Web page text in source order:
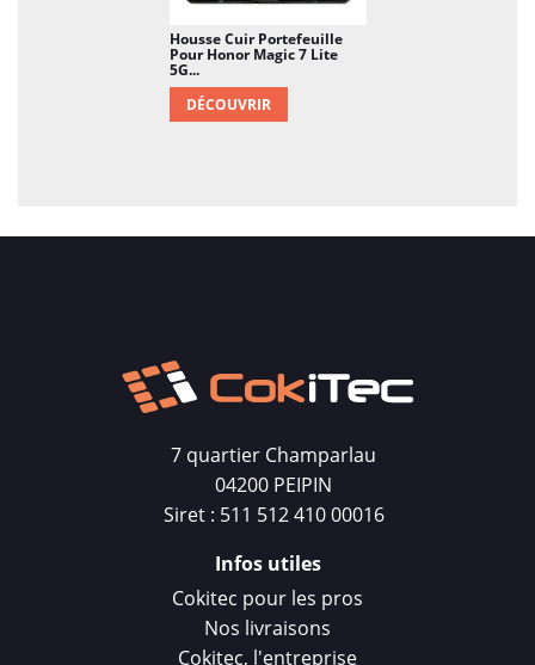
Housse Cuir Portefeuille
Pour Honor Magic 7 Lite
5G...
DÉCOUVRIR
7 quartier Champarlau
04200 PEIPIN
Siret : 511 512 410 00016
Infos utiles
Cokitec pour les pros
Nos livraisons
Cokitec, l'entreprise